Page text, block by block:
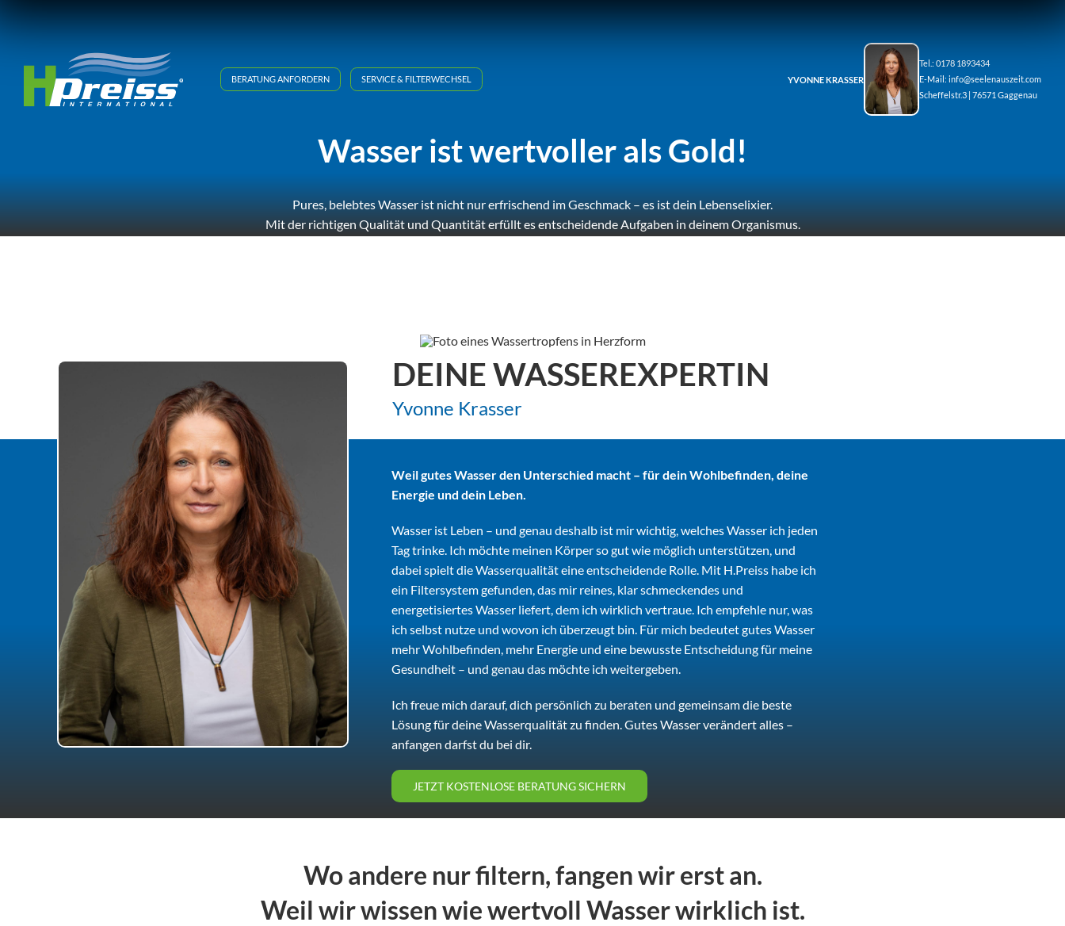
BERATUNG ANFORDERN SERVICE & FILTERWECHSEL YVONNE KRASSER
Tel.: 0178 1893434
E-Mail: info@seelenauszeit.com
Scheffelstr.3 | 76571 Gaggenau
Wasser ist wertvoller als Gold!
Pures, belebtes Wasser ist nicht nur erfrischend im Geschmack – es ist dein Lebenselixier.
Mit der richtigen Qualität und Quantität erfüllt es entscheidende Aufgaben in deinem Organismus.
DEINE WASSEREXPERTIN
Yvonne Krasser
Weil gutes Wasser den Unterschied macht – für dein Wohlbefinden, deine
Energie und dein Leben.
Wasser ist Leben – und genau deshalb ist mir wichtig, welches Wasser ich jeden
Tag trinke. Ich möchte meinen Körper so gut wie möglich unterstützen, und
dabei spielt die Wasserqualität eine entscheidende Rolle. Mit H.Preiss habe ich
ein Filtersystem gefunden, das mir reines, klar schmeckendes und
energetisiertes Wasser liefert, dem ich wirklich vertraue. Ich empfehle nur, was
ich selbst nutze und wovon ich überzeugt bin. Für mich bedeutet gutes Wasser
mehr Wohlbefinden, mehr Energie und eine bewusste Entscheidung für meine
Gesundheit – und genau das möchte ich weitergeben.
Ich freue mich darauf, dich persönlich zu beraten und gemeinsam die beste
Lösung für deine Wasserqualität zu finden. Gutes Wasser verändert alles –
anfangen darfst du bei dir.
JETZT KOSTENLOSE BERATUNG SICHERN
Wo andere nur filtern, fangen wir erst an.
Weil wir wissen wie wertvoll Wasser wirklich ist.